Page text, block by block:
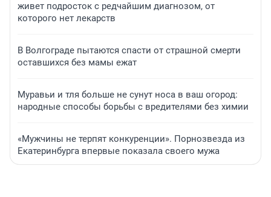
живет подросток с редчайшим диагнозом, от
которого нет лекарств
В Волгограде пытаются спасти от страшной смерти
оставшихся без мамы ежат
Муравьи и тля больше не сунут носа в ваш огород:
народные способы борьбы с вредителями без химии
«Мужчины не терпят конкуренции». Порнозвезда из
Екатеринбурга впервые показала своего мужа